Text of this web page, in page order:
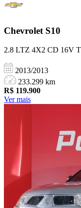
Chevrolet S10
2.8 LTZ 4X2 CD 16V
2013/2013
233.299 km
R$ 119.900
Ver mais